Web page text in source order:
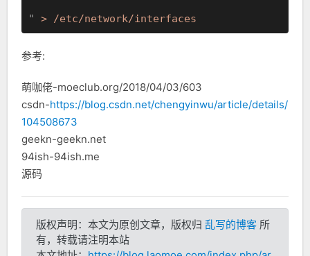
" > /etc/network/interfaces
参考:
萌咖佬-moeclub.org/2018/04/03/603
csdn-https://blog.csdn.net/chengyinwu/article/details/
104508673
geekn-geekn.net
94ish-94ish.me
源码
版权声明：本文为原创文章，版权归 乱写的博客 所
有，转载请注明本站